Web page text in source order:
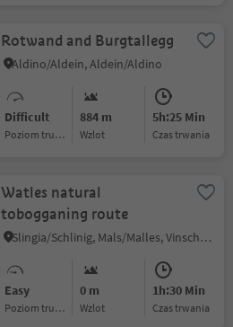
Rotwand and Burgtallegg
Aldino/Aldein, Aldein/Aldino
Difficult
Poziom trudności
884 m
Wzlot
5h:25 Min
czas trwania
Watles natural
tobogganing route
Slingia/Schlinig, Mals/Malles, Vinschgau/Val Venosta
Easy
Poziom trudności
0 m
Wzlot
1h:30 Min
czas trwania